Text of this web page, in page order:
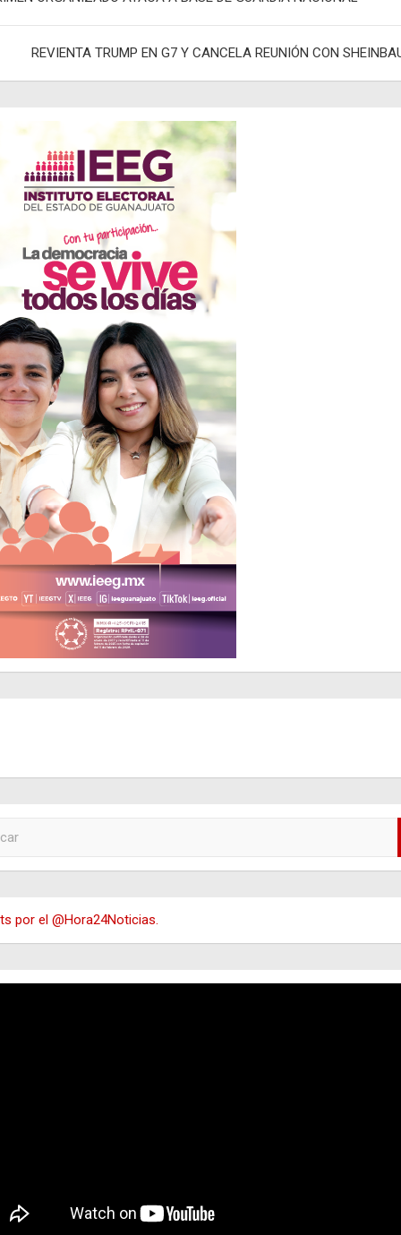
REVIENTA TRUMP EN G7 Y CANCELA REUNIÓN CON
por el @Hora24Noticias.